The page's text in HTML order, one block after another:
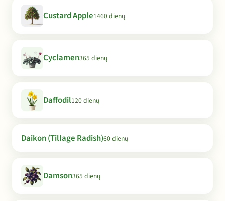
Custard Apple1460 dienų
Cyclamen365 dienų
Daffodil120 dienų
Daikon (Tillage Radish)60 dienų
Damson365 dienų